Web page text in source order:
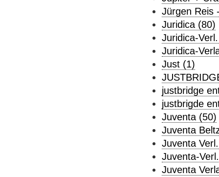
Jürgen Reis
Juridica (80)
Juridica-
Juridica-
Just (1)
justbridge
justbrigde
Juventa (50)
Juventa
Juventa
Juventa-
Juventa